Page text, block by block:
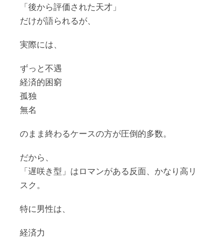
「後から評価された天才」
だけが語られるが、
実際には、
ずっと不遇
経済的困窮
孤独
無名
のまま終わるケースの方が圧倒的多数。
だから、
「遅咲き型」はロマンがある反面、かなり高リ
スク。
特に男性は、
経済力